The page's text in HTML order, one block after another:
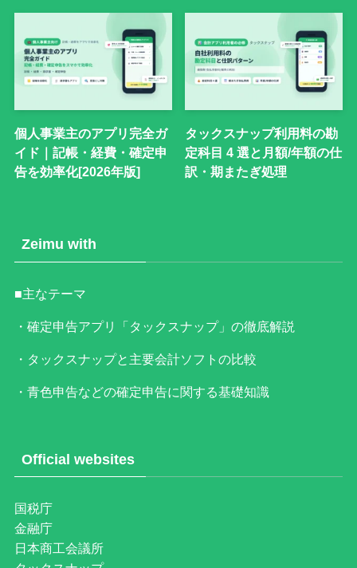
個人事業主のアプリ完全ガ
イド｜記帳・経費・確定申
告を効率化[2026年版]
タックスナップ利用料の勘
定科目 4 選と月額/年額の仕
訳・期またぎ処理
Zeimu with
■主なテーマ
・確定申告アプリ「タックスナップ」の徹底解説
・タックスナップと主要会計ソフトの比較
・青色申告などの確定申告に関する基礎知識
Official websites
国税庁
金融庁
日本商工会議所